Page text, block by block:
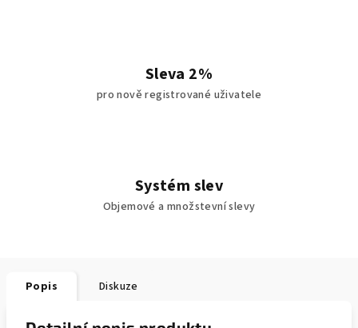
Sleva 2%
pro nově registrované uživatele
Systém slev
Objemové a množstevní slevy
Popis Diskuze